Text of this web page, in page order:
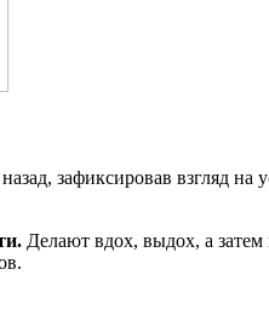
зафиксировав взгляд на
Делают вдох, выдох, а